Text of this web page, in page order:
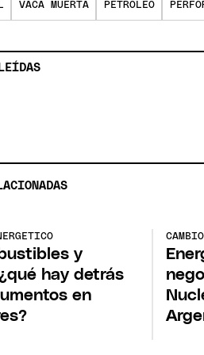
VACA MUERTA PETRÓLEO
y
hay detrás
en